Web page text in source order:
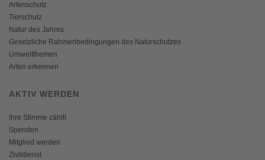
Artenschutz
Tierschutz
Natur des Jahres
Gesetzliche Rahmenbedingungen des Naturschutzes
Umweltthemen
Arten erkennen
AKTIV WERDEN
Ihre Stimme zählt!
Spenden
Mitglied werden
Zivildienst